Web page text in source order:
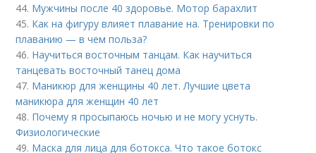
44. Мужчины после 40 здоровье. Мотор барахлит
45. Как на фигуру влияет плавание на. Тренировки по
плаванию — в чем польза?
46. Научиться восточным танцам. Как научиться
танцевать восточный танец дома
47. Маникюр для женщины 40 лет. Лучшие цвета
маникюра для женщин 40 лет
48. Почему я просыпаюсь ночью и не могу уснуть.
Физиологические
49. Маска для лица для ботокса. Что такое ботокс